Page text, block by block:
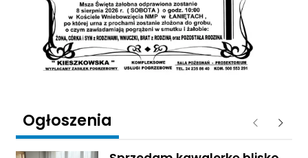
Ogłoszenia Poprzednie